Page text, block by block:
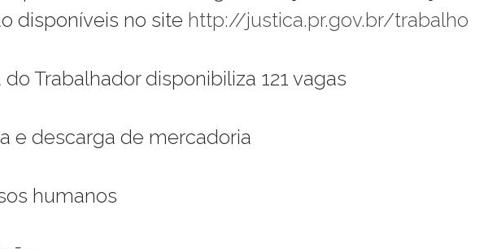
disponíveis no site http://justica.pr.gov.br/trabalho
do Trabalhador disponibiliza 121 vagas
e descarga de mercadoria
humanos